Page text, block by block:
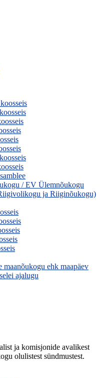
/ EV Ülemnõukogu
ja Riiginõukogu)
maanõukogu ehk maapäev
ajalugu
ja komisjonide avalikest
olulistest sündmustest.